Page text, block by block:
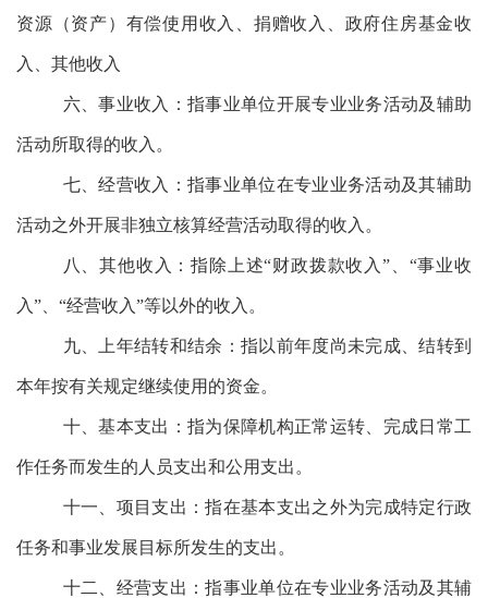
资源（资产）有偿使用收入、捐赠收入、政府住房基金收
入、其他收入
六、事业收入： 指事业单位开展专业业务活动及辅助
活动所取得的收入。
七、经营收入： 指事业单位在专业业务活动及其辅助
活动之外开展非独立核算经营活动取得的收入。
八、其他收入：指除上述“财政拨款收入”、“事业收
入”、“经营收入”等以外的收入。
九、上年结转和结余： 指以前年度尚未完成、结转到
本年按有关规定继续使用的资金。
十、基本支出： 指为保障机构正常运转、完成日常工
作任务而发生的人员支出和公用支出。
十一、项目支出：指在基本支出之外为完成特定行政
任务和事业发展目标所发生的支出。
十二、经营支出：指事业单位在专业业务活动及其辅